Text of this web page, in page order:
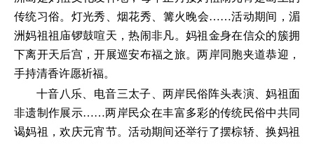
传统习俗。灯光秀、烟花秀、篝火晚会……活动期间，湄
洲妈祖祖庙锣鼓喧天，热闹非凡。妈祖金身在信众的簇拥
下离开天后宫，开展巡安布福之旅。两岸同胞夹道恭迎，
手持清香许愿祈福。
十音八乐、电音三太子、两岸民俗阵头表演、妈祖面
非遗制作展示……两岸民众在丰富多彩的传统民俗中共同
谒妈祖，欢庆元宵节。活动期间还举行了摆棕轿、换妈祖